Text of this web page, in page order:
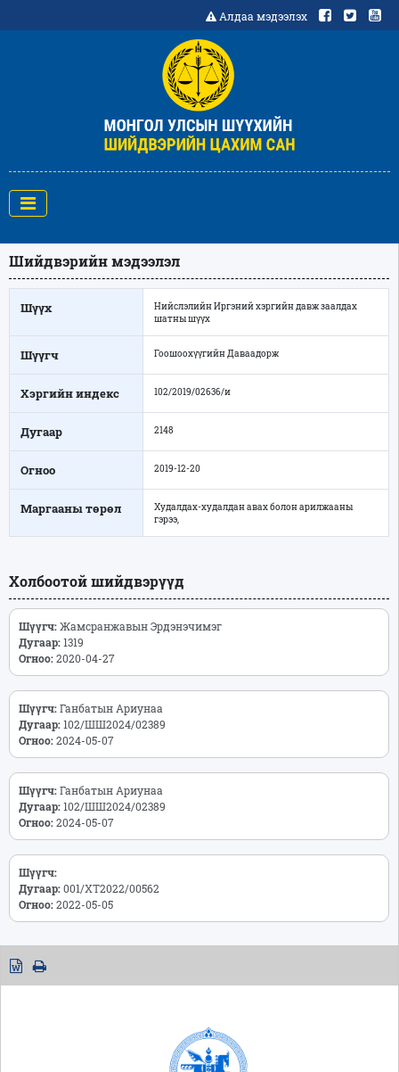
Алдаа мэдээлэх
Шийдвэрийн мэдээлэл
Шүүх
Нийслэлийн Иргэний хэргийн давж заалдах
шатны шүүх
Шүүгч Гоошоохүүгийн Даваадорж
Хэргийн индекс 102/2019/02636/и
Дугаар 2148
Огноо 2019-12-20
Маргааны төрөл
Худалдах-худалдан авах болон арилжааны
гэрээ,
Холбоотой шийдвэрүүд
Шүүгч:Жамсранжавын Эрдэнэчимэг
Дугаар:1319
Огноо:2020-04-27
Шүүгч:Ганбатын Ариунаа
Дугаар:102/ШШ2024/02389
Огноо:2024-05-07
Шүүгч:Ганбатын Ариунаа
Дугаар:102/ШШ2024/02389
Огноо:2024-05-07
Шүүгч:
Дугаар:001/ХТ2022/00562
Огноо:2022-05-05